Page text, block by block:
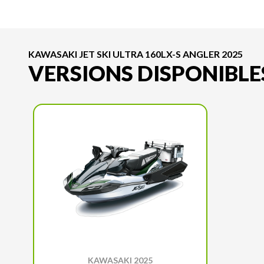
KAWASAKI JET SKI ULTRA 160LX-S ANGLER 2025
VERSIONS
KAWASAKI 2025